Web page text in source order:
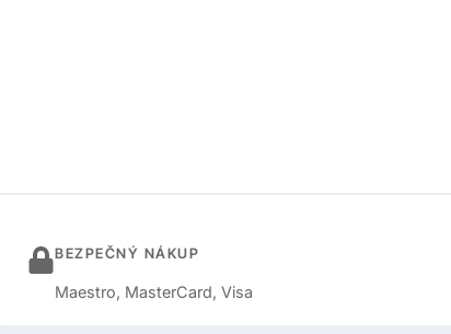
BEZPEČNÝ NÁKUP
Maestro, MasterCard, Visa